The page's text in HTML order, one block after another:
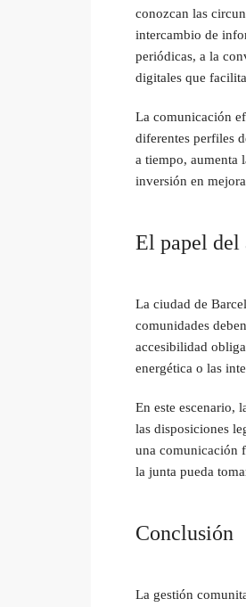
conozcan las
intercambio de
periódicas, a la
digitales que
La comunicación
diferentes perfiles
a tiempo, aumenta
inversión en
El papel del
La ciudad de
comunidades
accesibilidad
energética o las
En este escenario,
las disposiciones
una comunicación
la junta pueda
Conclusión
La gestión